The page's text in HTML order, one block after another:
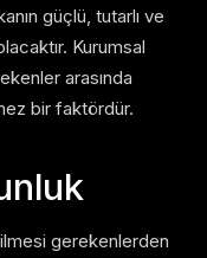
güçlü, tutarlı ve
Kurumsal
arasında
bir faktördür.
gerekenlerden